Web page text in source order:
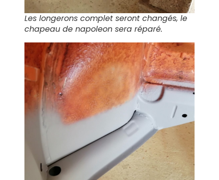
Les longerons complet seront changés, le
chapeau de napoleon sera réparé.